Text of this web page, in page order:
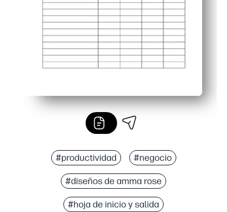
#productividad #negocio
#diseños de amma rose
#hoja de inicio y salida